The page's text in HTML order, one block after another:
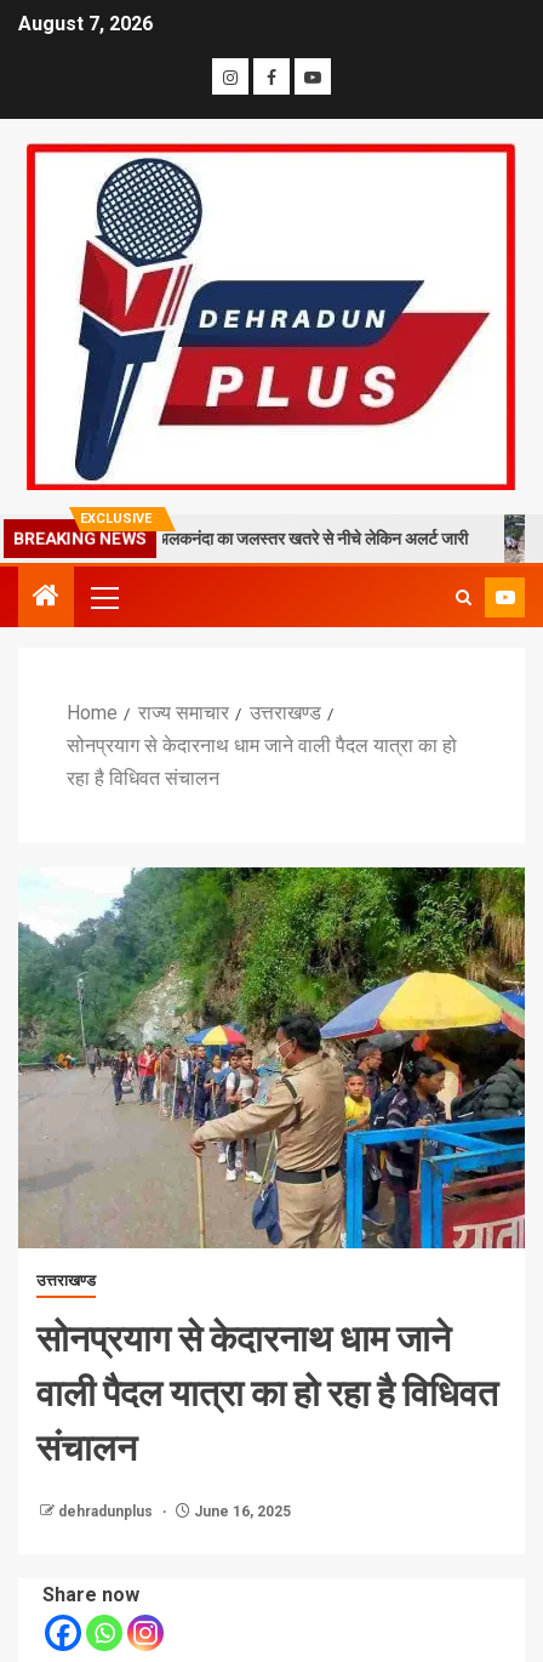
August 7, 2026
EXCLUSIVE
BREAKING NEWS
मलबा, श्रीनगर में अलकनंदा का जलस्तर खतरे से नीचे लेकिन अलर्ट जारी 26
Home राज्य समाचार
उत्तराखण्ड
सोनप्रयाग से केदारनाथ धाम जाने वाली पैदल यात्रा का हो
रहा है विधिवत संचालन
उत्तराखण्ड
सोनप्रयाग से केदारनाथ धाम जाने
वाली पैदल यात्रा का हो रहा है विधिवत
संचालन
dehradunplus June 16, 2025
Share now